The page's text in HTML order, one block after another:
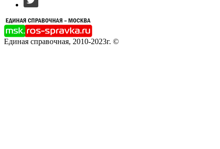
Единая справочная, 2010-2023г. ©